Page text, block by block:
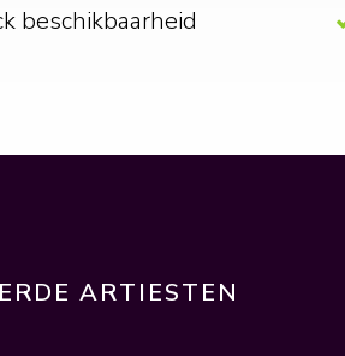
beschikbaarheid
ARTIESTEN